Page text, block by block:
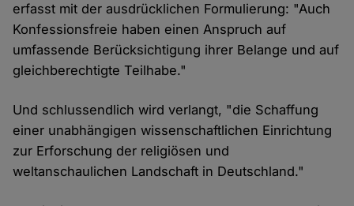
erfasst mit der ausdrücklichen Formulierung: "Auch
Konfessionsfreie haben einen Anspruch auf
umfassende Berücksichtigung ihrer Belange und auf
gleichberechtigte Teilhabe."
Und schlussendlich wird verlangt, "die Schaffung
einer unabhängigen wissenschaftlichen Einrichtung
zur Erforschung der religiösen und
weltanschaulichen Landschaft in Deutschland."